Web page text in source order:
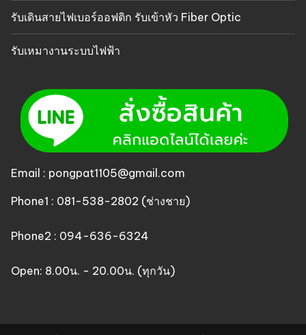
รับเดินสายไฟเบอร์ออฟติก รับเข้าหัว Fiber Optic
รับเหมางานระบบไฟฟ้า
Email : pongpat1105@gmail.com
Phone1 : 081-538-2802 (ช่างชาย)
Phone2 : 094-636-6324
Open: 8.00น. - 20.00น. (ทุกวัน)